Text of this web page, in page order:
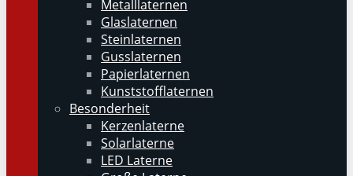
Metalllaternen
Glaslaternen
Steinlaternen
Gusslaternen
Papierlaternen
Kunststofflaternen
Besonderheit
Kerzenlaterne
Solarlaterne
LED Laterne